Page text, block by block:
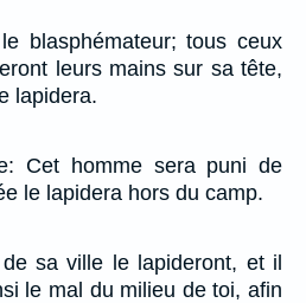
blasphémateur; tous ceux
leurs mains sur sa tête,
lapidera.
Cet homme sera puni de
le lapidera hors du camp.
sa ville le lapideront, et il
le mal du milieu de toi, afin